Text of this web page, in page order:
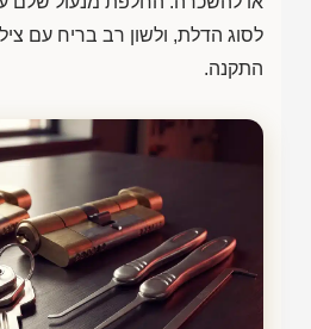
לסוג הדלת, ולשון רב בריח עם
התקנה.